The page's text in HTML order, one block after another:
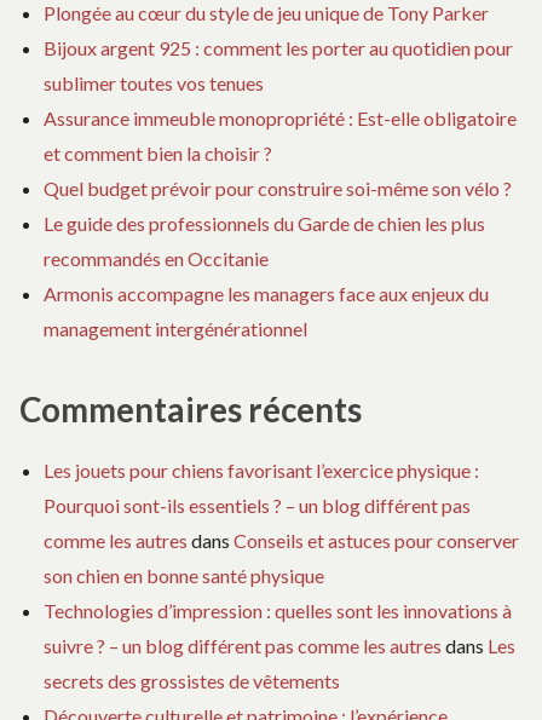
Plongée au cœur du style de jeu unique de Tony Parker
Bijoux argent 925 : comment les porter au quotidien pour
sublimer toutes vos tenues
Assurance immeuble monopropriété : Est-elle obligatoire
et comment bien la choisir ?
Quel budget prévoir pour construire soi-même son vélo ?
Le guide des professionnels du Garde de chien les plus
recommandés en Occitanie
Armonis accompagne les managers face aux enjeux du
management intergénérationnel
Commentaires récents
Les jouets pour chiens favorisant l’exercice physique :
Pourquoi sont-ils essentiels ? – un blog différent pas
comme les autres dans Conseils et astuces pour conserver
son chien en bonne santé physique
Technologies d’impression : quelles sont les innovations à
suivre ? – un blog différent pas comme les autres dans Les
secrets des grossistes de vêtements